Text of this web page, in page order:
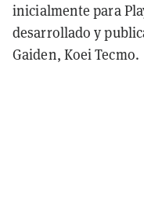
inicialmente para
desarrollado y
Gaiden, Koei Tecmo.